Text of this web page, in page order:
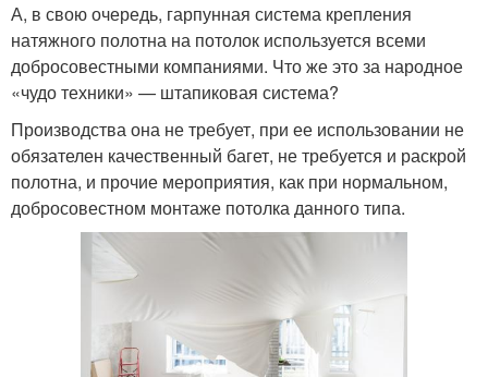
А, в свою очередь, гарпунная система крепления
натяжного полотна на потолок используется всеми
добросовестными компаниями. Что же это за народное
«чудо техники» — штапиковая система?
Производства она не требует, при ее использовании не
обязателен качественный багет, не требуется и раскрой
полотна, и прочие мероприятия, как при нормальном,
добросовестном монтаже потолка данного типа.